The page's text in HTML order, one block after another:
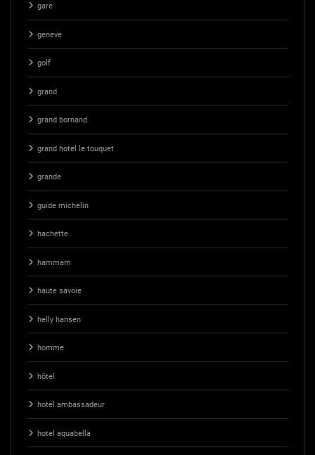
gare
geneve
golf
grand
grand bornand
grand hotel le touquet
grande
guide michelin
hachette
hammam
haute savoie
helly hansen
homme
hôtel
hotel ambassadeur
hotel aquabella